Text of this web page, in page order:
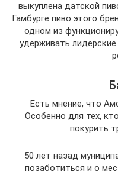
выкуплена датской
Гамбурге пиво этого
одном из
удерживать
Есть мнение, что
Особенно для тех,
покурить
50 лет назад
позаботиться и о